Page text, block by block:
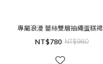
專屬浪漫 蕾絲雙層抽繩蛋糕裙
NT$780 NT$980